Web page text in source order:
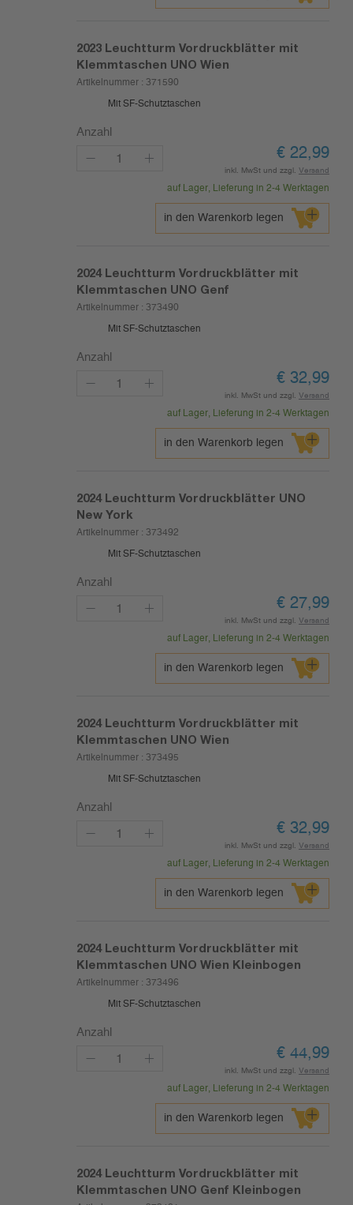
2023 Leuchtturm Vordruckblätter mit
Klemmtaschen UNO Wien
Artikelnummer : 371590
Mit SF-Schutztaschen
Anzahl
€ 22,99
inkl. MwSt und zzgl. Versand
auf Lager, Lieferung in 2-4 Werktagen
in den Warenkorb legen
2024 Leuchtturm Vordruckblätter mit
Klemmtaschen UNO Genf
Artikelnummer : 373490
Mit SF-Schutztaschen
Anzahl
€ 32,99
inkl. MwSt und zzgl. Versand
auf Lager, Lieferung in 2-4 Werktagen
in den Warenkorb legen
2024 Leuchtturm Vordruckblätter UNO
New York
Artikelnummer : 373492
Mit SF-Schutztaschen
Anzahl
€ 27,99
inkl. MwSt und zzgl. Versand
auf Lager, Lieferung in 2-4 Werktagen
in den Warenkorb legen
2024 Leuchtturm Vordruckblätter mit
Klemmtaschen UNO Wien
Artikelnummer : 373495
Mit SF-Schutztaschen
Anzahl
€ 32,99
inkl. MwSt und zzgl. Versand
auf Lager, Lieferung in 2-4 Werktagen
in den Warenkorb legen
2024 Leuchtturm Vordruckblätter mit
Klemmtaschen UNO Wien Kleinbogen
Artikelnummer : 373496
Mit SF-Schutztaschen
Anzahl
€ 44,99
inkl. MwSt und zzgl. Versand
auf Lager, Lieferung in 2-4 Werktagen
in den Warenkorb legen
2024 Leuchtturm Vordruckblätter mit
Klemmtaschen UNO Genf Kleinbogen